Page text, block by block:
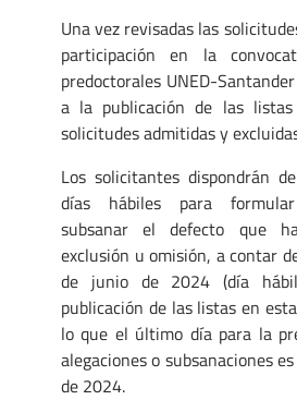
Una vez revisadas las
participación en la
predoctorales UNED-
a la publicación de las listas
solicitudes admitidas y
Los solicitantes dispondrán
días hábiles para
subsanar el defecto que
exclusión u omisión, a contar
de junio de 2024 (día
publicación de las listas en
lo que el último día para la
alegaciones o subsanaciones
de 2024.